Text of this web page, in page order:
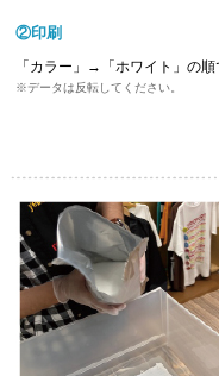
②印刷
「カラー」→「ホワイト」の順
データは反転してください。